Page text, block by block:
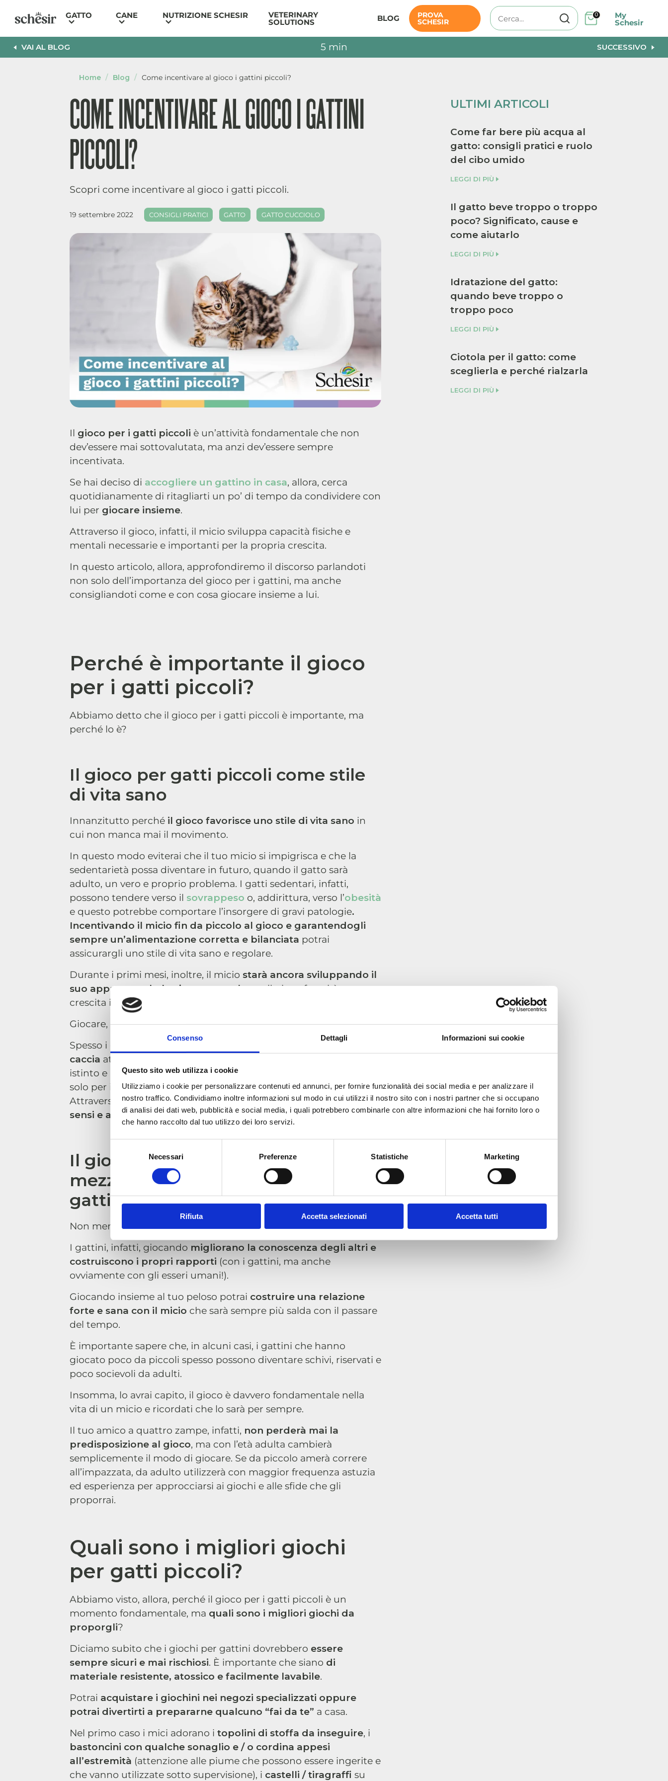
Consenso Dettagli Informazioni sui cookie
Questo sito web utilizza i cookie
Utilizziamo i cookie per personalizzare contenuti ed annunci, per fornire funzionalità dei social media e per analizzare il
nostro traffico. Condividiamo inoltre informazioni sul modo in cui utilizzi il nostro sito con i nostri partner che si occupano
di analisi dei dati web, pubblicità e social media, i quali potrebbero combinarle con altre informazioni che hai fornito loro o
che hanno raccolto dal tuo utilizzo dei loro servizi.
Necessari Preferenze Statistiche Marketing
Rifiuta Accetta selezionati Accetta tutti
contenuto
GATTO CANE NUTRIZIONE SCHESIR VETERINARY
SOLUTIONS BLOG PROVA
SCHESIR
0 My
Schesir
VAI AL BLOG 5 min SUCCESSIVO
Home / Blog / Come incentivare al gioco i gattini piccoli?
COME INCENTIVARE AL GIOCO I GATTINI
PICCOLI?
Scopri come incentivare al gioco i gatti piccoli.
19 settembre 2022 CONSIGLI PRATICI GATTO GATTO CUCCIOLO
Il gioco per i gatti piccoli è un’attività fondamentale che non
dev’essere mai sottovalutata, ma anzi dev’essere sempre
incentivata.
Se hai deciso di accogliere un gattino in casa, allora, cerca
quotidianamente di ritagliarti un po’ di tempo da condividere con
lui per giocare insieme.
Attraverso il gioco, infatti, il micio sviluppa capacità fisiche e
mentali necessarie e importanti per la propria crescita.
In questo articolo, allora, approfondiremo il discorso parlandoti
non solo dell’importanza del gioco per i gattini, ma anche
consigliandoti come e con cosa giocare insieme a lui.
Perché è importante il gioco
per i gatti piccoli?
Abbiamo detto che il gioco per i gatti piccoli è importante, ma
perché lo è?
Il gioco per gatti piccoli come stile
di vita sano
Innanzitutto perché il gioco favorisce uno stile di vita sano in
cui non manca mai il movimento.
In questo modo eviterai che il tuo micio si impigrisca e che la
sedentarietà possa diventare in futuro, quando il gatto sarà
adulto, un vero e proprio problema. I gatti sedentari, infatti,
possono tendere verso il sovrappeso o, addirittura, verso l’obesità
e questo potrebbe comportare l’insorgere di gravi patologie.
Incentivando il micio fin da piccolo al gioco e garantendogli
sempre un’alimentazione corretta e bilanciata potrai
assicurargli uno stile di vita sano e regolare.
Durante i primi mesi, inoltre, il micio starà ancora sviluppando il
suo apparato scheletrico e muscolaree il gioco favorirà una
crescita in salute.
Giocare, inoltre, è un importantissimostimolo mentale.
Spesso i giochi dei gattini sono
vere e proprie simulazioni di
caccia attraverso le quali il micio si lascia guidare dal proprio
istinto e
impara letteralmente a vivere
solo per i gatti che vivono all’esterno, ma anche per i mici di casa.
Attraverso il gioco, infatti,il tuo piccolo felino affinerà i propri
sensi e acquisirà abilità difensive e predatorie.
Il gioco per gatti piccoli come
mezzo per la socializzazione del
gattino
Non meno importante èil ruolo sociale svolto dal gioco.
I gattini, infatti, giocando migliorano la conoscenza degli altri e
costruiscono i propri rapporti (con i gattini, ma anche
ovviamente con gli esseri umani!).
Giocando insieme al tuo peloso potrai costruire una relazione
forte e sana con il micio che sarà sempre più salda con il passare
del tempo.
È importante sapere che, in alcuni casi, i gattini che hanno
giocato poco da piccoli spesso possono diventare schivi, riservati e
poco socievoli da adulti.
Insomma, lo avrai capito, il gioco è davvero fondamentale nella
vita di un micio e ricordati che lo sarà per sempre.
Il tuo amico a quattro zampe, infatti, non perderà mai la
predisposizione al gioco, ma con l’età adulta cambierà
semplicemente il modo di giocare. Se da piccolo amerà correre
all’impazzata, da adulto utilizzerà con maggior frequenza astuzia
ed esperienza per approcciarsi ai giochi e alle sfide che gli
proporrai.
Quali sono i migliori giochi
per gatti piccoli?
Abbiamo visto, allora, perché il gioco per i gatti piccoli è un
momento fondamentale, ma quali sono i migliori giochi da
proporgli?
Diciamo subito che i giochi per gattini dovrebbero essere
sempre sicuri e mai rischiosi. È importante che siano di
materiale resistente, atossico e facilmente lavabile.
Potrai acquistare i giochini nei negozi specializzati oppure
potrai divertirti a prepararne qualcuno “fai da te” a casa.
Nel primo caso i mici adorano i topolini di stoffa da inseguire, i
bastoncini con qualche sonaglio e / o cordina appesi
all’estremità (attenzione alle piume che possono essere ingerite e
che vanno utilizzate sotto supervisione), i castelli / tiragraffi su
ULTIMI ARTICOLI
Come far bere più acqua al
gatto: consigli pratici e ruolo
del cibo umido
LEGGI DI PIÙ
Il gatto beve troppo o troppo
poco? Significato, cause e
come aiutarlo
LEGGI DI PIÙ
Idratazione del gatto:
quando beve troppo o
troppo poco
LEGGI DI PIÙ
Ciotola per il gatto: come
sceglierla e perché rialzarla
LEGGI DI PIÙ